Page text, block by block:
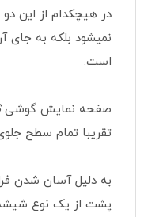
در هیچکدام از این
نمیشود بلکه به جای
است.
صفحه نمایش گوشی
تقریبا تمام سطح
به دلیل آسان شدن
پشت از یک نوع